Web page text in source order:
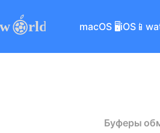
macOS 🖥iOS📱
Буферы